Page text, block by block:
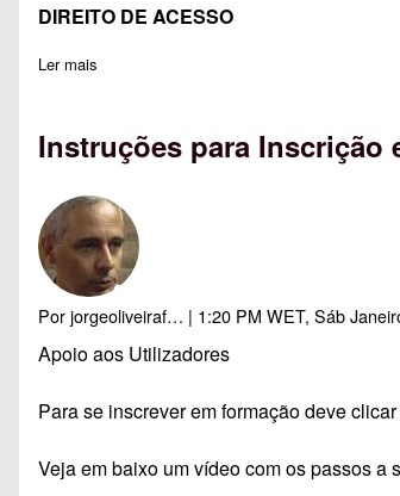
DIREITO DE ACESSO
Ler mais
Instruções para Inscrição
Porjorgeoliveiraf… | 1:20 PM WET, Sáb
Apoio aos Utilizadores
Para se inscrever em formação deve
Veja em baixo um vídeo com os passos